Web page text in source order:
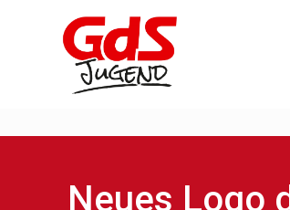
Neues Logo